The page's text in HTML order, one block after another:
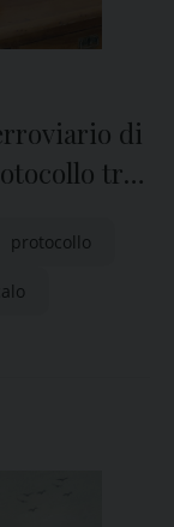
di
tra
protocollo